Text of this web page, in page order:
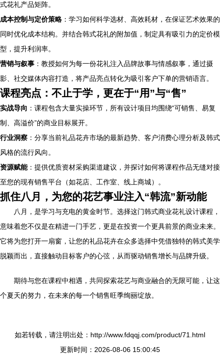
式花礼产品矩阵。
成本控制与定价策略 ：学习如何科学选材、高效耗材，在保证艺术效果的
同时优化成本结构。并结合韩式花礼的附加值，制定具有吸引力的定价模
型，提升利润率。
营销与叙事 ：教授如何为每一份花礼注入品牌故事与情感叙事，通过摄
影、社交媒体内容打造，将产品亮点转化为吸引客户下单的营销语言。
课程亮点：不止于学，更在于“用”与“售”
实战导向 ：课程包含大量实操环节，所有设计项目均围绕“可销售、易复
制、高溢价”的商业目标展开。
行业洞察 ：分享当前礼品花卉市场的最新趋势、客户消费心理分析及韩式
风格的流行风向。
资源赋能：提供优质资材采购渠道建议，并探讨如何将课程作品无缝对接
至您的现有销售平台（如花店、工作室、线上商城）。
抓住八月，为您的花艺事业注入“韩流”新动能
八月，是学习与充电的黄金时节。选择这门韩式商业花礼设计课程，
意味着您不仅是在精进一门手艺，更是在投资一个更具前景的商业未来。
它将为您打开一扇窗，让您的礼品花卉在众多选择中凭借独特的韩式美学
脱颖而出，直接触动目标客户的心弦，从而驱动销售增长与品牌升级。
期待与您在课程中相遇，共同探索花艺与商业融合的无限可能，让这
个夏天的努力，在未来的每一个销售旺季绚丽绽放。
如若转载，请注明出处：http://www.fdqqj.com/product/71.html
更新时间：2026-08-06 15:00:45